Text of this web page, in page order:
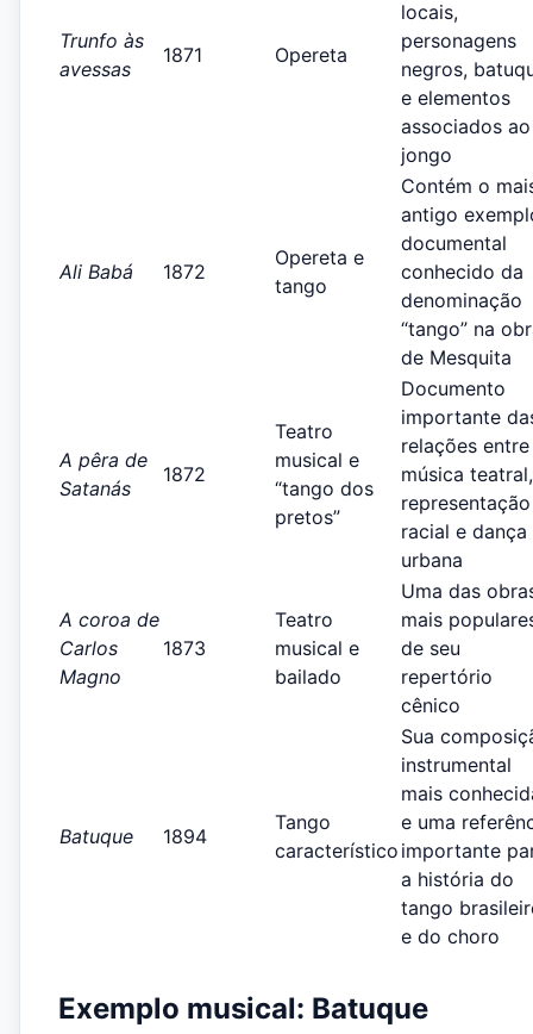
Trunfo às
avessas
1871 Opereta
locais,
personagens
negros,
e elementos
associados ao
jongo
Ali Babá 1872
Opereta e
tango
Contém o
antigo
documental
conhecido da
denominação
“tango” na
de Mesquita
A pêra de
Satanás
1872
Teatro
musical e
“tango dos
pretos”
Documento
importante
relações entre
música teatral,
representação
racial e dança
urbana
A coroa de
Carlos
Magno
1873
Teatro
musical e
bailado
Uma das
mais
de seu
repertório
cênico
Batuque 1894
Tango
característico
Sua
instrumental
mais
e uma
importante
a história do
tango
e do choro
Exemplo musical: Batuque